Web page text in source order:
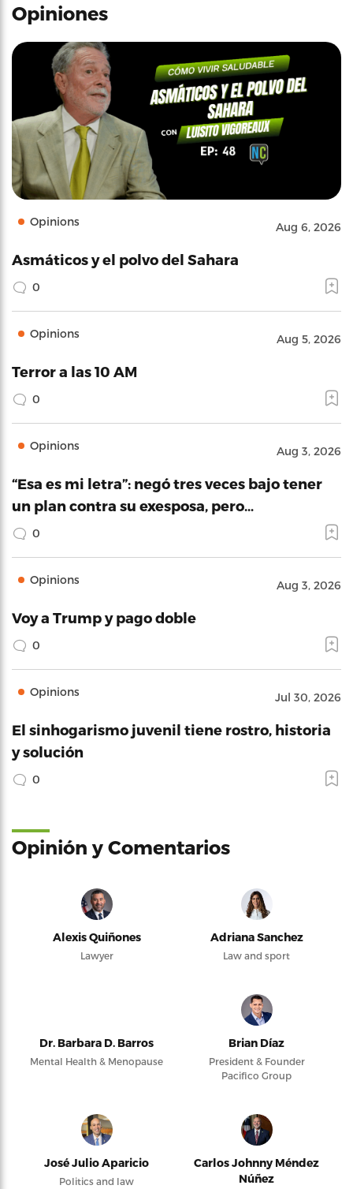
Opiniones
Opinions Aug 6, 2026
Asmáticos y el polvo del Sahara
0
Opinions Aug 5, 2026
Terror a las 10 AM
0
Opinions Aug 3, 2026
“Esa es mi letra”: negó tres veces bajo tener
un plan contra su exesposa, pero…
0
Opinions Aug 3, 2026
Voy a Trump y pago doble
0
Opinions Jul 30, 2026
El sinhogarismo juvenil tiene rostro, historia
y solución
0
Opinión y Comentarios
Alexis Quiñones
Lawyer
Adriana Sanchez
Law and sport
Dr. Barbara D. Barros
Mental Health & Menopause
Brian Díaz
President & Founder
Pacifico Group
José Julio Aparicio
Politics and law
Carlos Johnny Méndez
Núñez